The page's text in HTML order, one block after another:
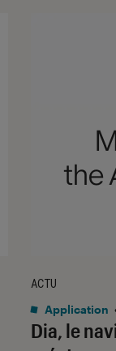
Dia, le
ACTU
Application